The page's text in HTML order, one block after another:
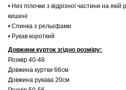
• Низ пілочки з відрізної частини на якій
кишені
• Спинка з рельєфами
• Рукав короткий
Довжини курток згідно розміру:
Розмір 40-48
Довжина куртки 66см
Довжина рукава 20см